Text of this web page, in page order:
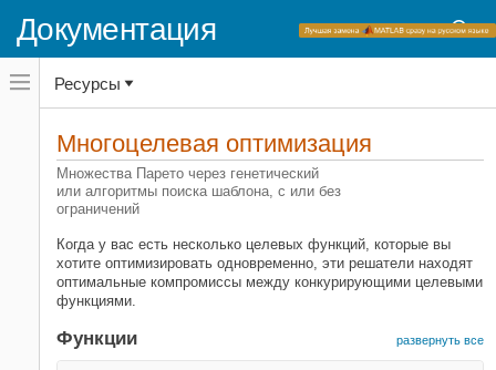
Документация
Переключатель
навигационного
меню
переключатель
навигационного
Global Optimization Toolbox
Категория
Toolbox
Установка оптимизации, основанной
на проблеме
Основе Решателя
Глобальная переменная или
Ресурсы
Многоцелевая оптимизация
Множества Парето через генетический
или алгоритмы поиска шаблона, с или без
ограничений
Когда у вас есть несколько целевых функций, которые вы
хотите оптимизировать одновременно, эти решатели находят
оптимальные компромиссы между конкурирующими целевыми
функциями.
Функции развернуть все